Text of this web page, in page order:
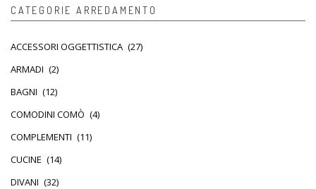
CATEGORIE ARREDAMENTO
ACCESSORI OGGETTISTICA (27)
ARMADI (2)
BAGNI (12)
COMODINI COMÒ (4)
COMPLEMENTI (11)
CUCINE (14)
DIVANI (32)